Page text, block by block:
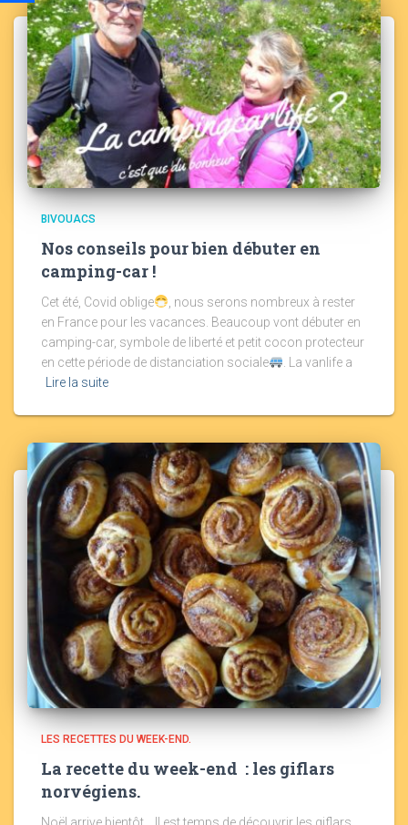
BIVOUACS
Nos conseils pour bien débuter en
camping-car !
Cet été, Covid oblige
, nous serons nombreux à rester
en France pour les vacances. Beaucoup vont débuter en
camping-car, symbole de liberté et petit cocon protecteur
en cette période de distanciation sociale
. La vanlife a
Lire la suite
LES RECETTES DU WEEK-END.
La recette du week-end : les giflars
norvégiens.